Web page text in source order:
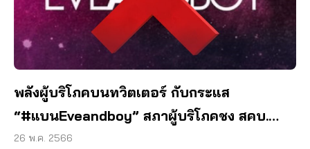
พลังผู้บริโภคบนทวิตเตอร์ กับกระแส
“#แบนEveandboy” สภาผู้บริโภคชง สคบ.
กำกับเข้มสัญญาไม่เป็นธรรม
26 พ.ค. 2566